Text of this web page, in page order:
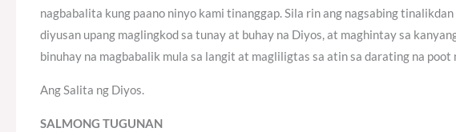
nagbabalita kung paano ninyo kami tinanggap. Sila rin ang nagsabing
diyusan upang maglingkod sa tunay at buhay na Diyos, at maghintay sa
binuhay na magbabalik mula sa langit at magliligtas sa atin sa darating na poot
Ang Salita ng Diyos.
SALMONG TUGUNAN